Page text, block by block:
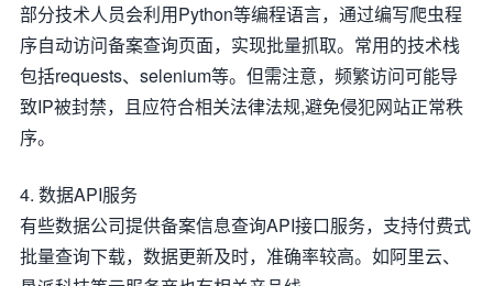
部分技术人员会利用Python等编程语言，通过编写爬虫程
序自动访问备案查询页面，实现批量抓取。常用的技术栈
包括requests、selenium等。但需注意，频繁访问可能导
致IP被封禁，且应符合相关法律法规,避免侵犯网站正常秩
序。
4. 数据API服务
有些数据公司提供备案信息查询API接口服务，支持付费式
批量查询下载，数据更新及时，准确率较高。如阿里云、